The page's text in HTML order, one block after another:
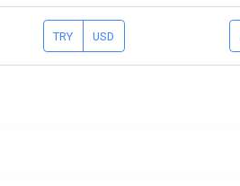
TRY USD